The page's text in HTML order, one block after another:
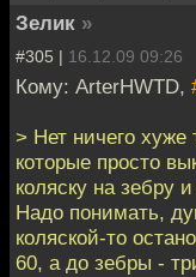
Зелик »
#305 | 16.12.09 09:26
Кому: ArterHWTD,
> Нет ничего
которые просто
коляску на зебру
Надо понимать,
коляской-то
60, а до зебры -